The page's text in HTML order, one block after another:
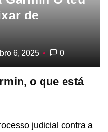
de
6, 2025 0
o que está
judicial contra a